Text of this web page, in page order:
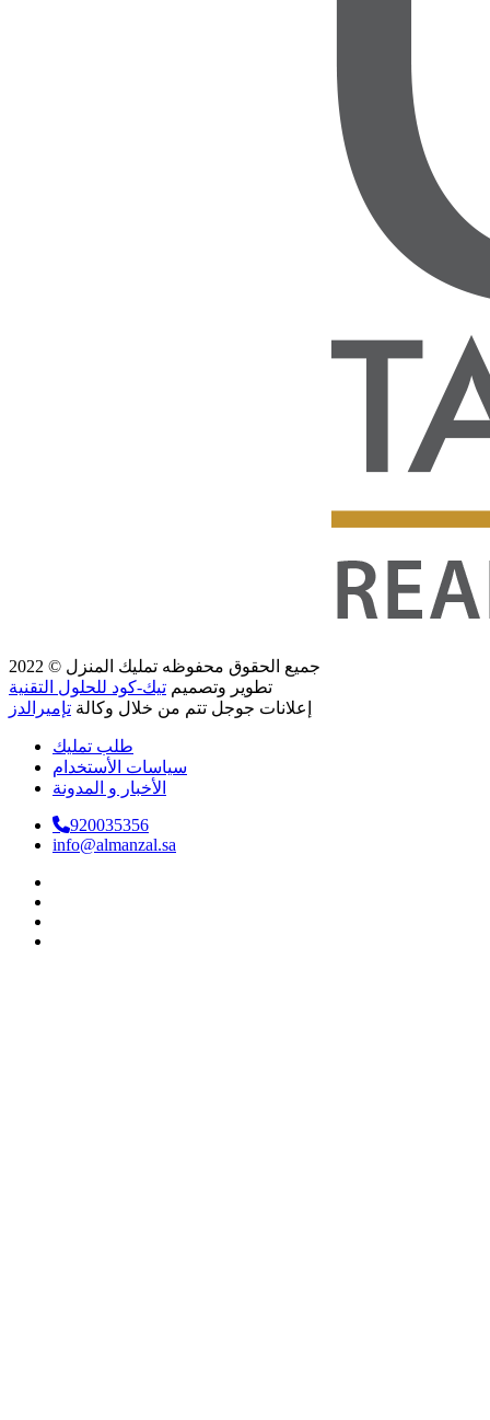
جميع الحقوق محفوظه تمليك المنزل © 2022
تطوير وتصميم تيك-كود للحلول التقنية
إعلانات جوجل تتم من خلال وكالة تإميرالدز
طلب تمليك
سياسات الأستخدام
الأخبار و المدونة
920035356
info@almanzal.sa